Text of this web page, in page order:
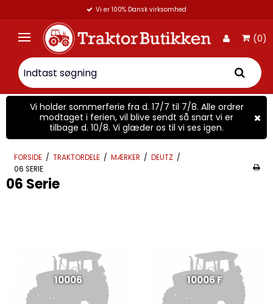
Vi er 100% Dansk virksomhed
(0)
Vi holder sommerferie fra d. 17/7 til 7/8. Alle ordrer
modtaget i ferien, vil blive sendt så snart vi er
tilbage d. 10/8. Vi glæder os til vi ses igen.
FORSIDE / TRAKTORDELE / MÆRKER / DEUTZ /
06 SERIE
06 Serie
10006 10006 F